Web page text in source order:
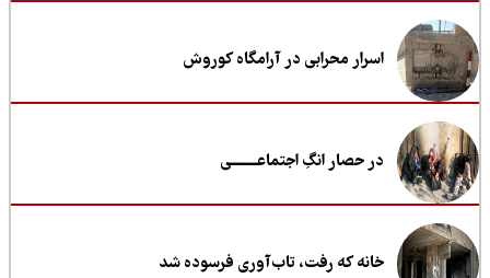
اسرار محرابی در آرامگاه کوروش
در حصار انگِ اجتماعــــــــی
خانه که رفت، تاب‌آوری فرسوده شد